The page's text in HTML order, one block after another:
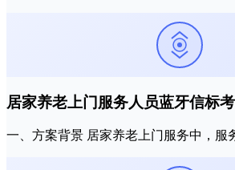
居家养老上门服务人员蓝牙信标
一、方案背景 居家养老上门服务中，服